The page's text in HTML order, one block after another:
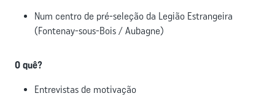
Num centro de pré-seleção da Legião Estrangeira
(Fontenay-sous-Bois / Aubagne)
O quê?
Entrevistas de motivação